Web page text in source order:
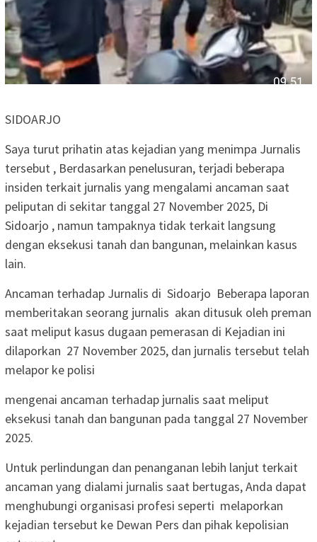
SIDOARJO
‎Saya turut prihatin atas kejadian yang menimpa Jurnalis
tersebut , Berdasarkan penelusuran, terjadi beberapa
insiden terkait jurnalis yang mengalami ancaman saat
peliputan di sekitar tanggal 27 November 2025, Di
Sidoarjo , namun tampaknya tidak terkait langsung
dengan eksekusi tanah dan bangunan, melainkan kasus
lain.
Ancaman terhadap Jurnalis di Sidoarjo Beberapa laporan
memberitakan seorang jurnalis akan ditusuk oleh preman
saat meliput kasus dugaan pemerasan di Kejadian ini
dilaporkan 27 November 2025, dan jurnalis tersebut telah
melapor ke polisi
mengenai ancaman terhadap jurnalis saat meliput
eksekusi tanah dan bangunan pada tanggal 27 November
2025.
‎Untuk perlindungan dan penanganan lebih lanjut terkait
ancaman yang dialami jurnalis saat bertugas, Anda dapat
menghubungi organisasi profesi seperti melaporkan
kejadian tersebut ke Dewan Pers dan pihak kepolisian